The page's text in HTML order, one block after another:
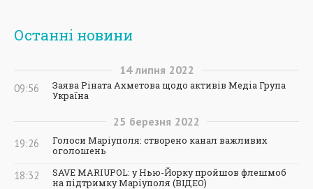
Останні новини
14 липня 2022
09:56
Заява Ріната Ахметова щодо активів Медіа Група
Україна
25 березня 2022
19:26
Голоси Маріуполя: створено канал важливих
оголошень
18:32
SAVE MARIUPOL: у Нью-Йорку пройшов флешмоб
на підтримку Маріуполя (ВІДЕО)